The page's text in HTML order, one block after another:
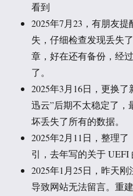
看到
2025年7月23，有朋友提
失，仔细检查发现丢失
章，好在还有备份，经
了。
2025年3月16日，更换
迅云”后期不太稳定了
坏丢失了所有的数据。
2025年2月11日，整理了
引，去年写的关于 UEFI
2025年1月25日，昨天
导致网站无法留言。重